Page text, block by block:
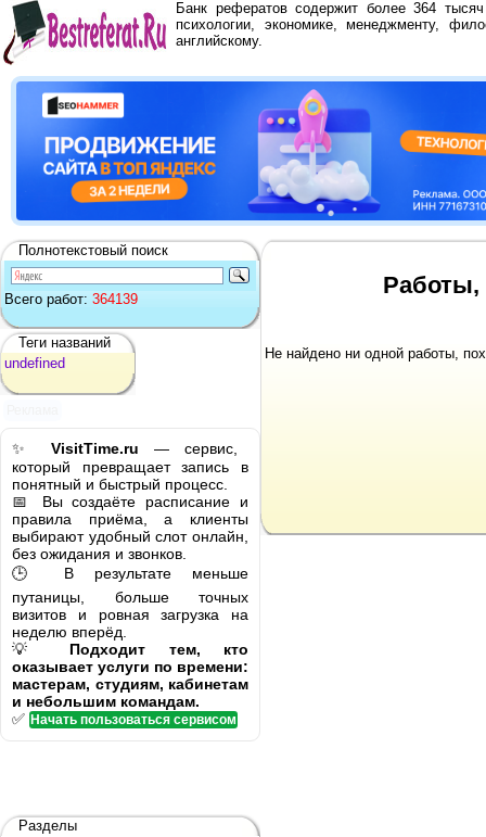
Банк рефератов содержит более 364
психологии, экономике, менеджменту,
английскому.
Полнотекстовый поиск
Всего работ: 364139
Теги названий
undefined
✨ VisitTime.ru — сервис,
который превращает запись в
понятный и быстрый процесс.
📅 Вы создаёте расписание и
правила приёма, а клиенты
выбирают удобный слот онлайн,
без ожидания и звонков.
🕒 В результате меньше
путаницы, больше точных
визитов и ровная загрузка на
неделю вперёд.
💡 Подходит тем, кто
оказывает услуги по времени:
мастерам, студиям, кабинетам
и небольшим командам.
✅ Начать пользоваться сервисом
Разделы
Работы,
Не найдено ни одной работы,